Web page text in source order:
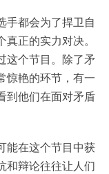
手都会为了捍卫自
正的实力对决。
这个节目。除了矛
惊艳的环节，有一
到他们在面对矛盾
能在这个节目中获
和辩论往往让人们